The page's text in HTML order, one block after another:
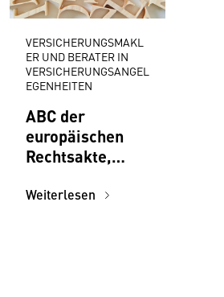
VERSICHERUNGSMAKL
ER UND BERATER IN
VERSICHERUNGSANGEL
EGENHEITEN
ABC der
europäischen
Rechtsakte,
Institutionen für
Weiterlesen